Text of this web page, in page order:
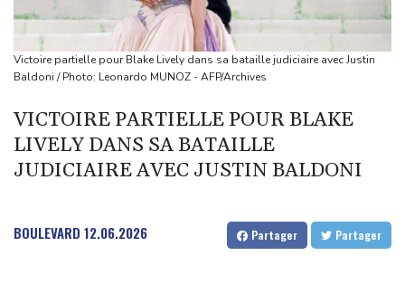
réouverture dépendra de Washington
Le président birman en Thaïlande pour remettre son pays sur la
scène diplomatique
Masters 1000 de Montréal: Zverev éliminé, Auger-Aliassime
forfait
L'auteur présumé de l'attentat contre un cortège syndical à
Munich face à son verdict
Colombie: un bébé hippopotame descendant de la colonie
Victoire partielle pour Blake Lively dans sa bataille judiciaire avec Justin
Baldoni / Photo: Leonardo MUNOZ - AFP/Archives
VICTOIRE PARTIELLE POUR BLAKE
LIVELY DANS SA BATAILLE
JUDICIAIRE AVEC JUSTIN BALDONI
BOULEVARD 12.06.2026 Partager Partager